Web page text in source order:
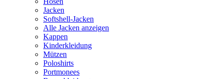
Jacken
Softshell-Jacken
Alle Jacken anzeigen
Kappen
Kinderkleidung
Mützen
Poloshirts
Portmonees